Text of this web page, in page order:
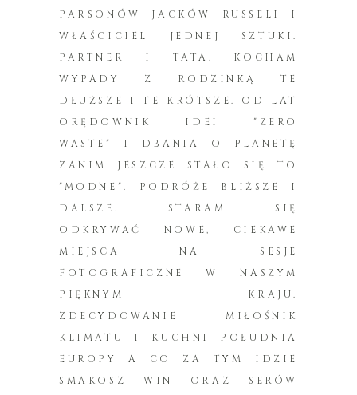
PARSONÓW JACKÓW RUSSELI I
WŁAŚCICIEL JEDNEJ SZTUKI.
PARTNER I TATA. KOCHAM
WYPADY Z RODZINKĄ TE
DŁUŻSZE I TE KRÓTSZE. OD LAT
ORĘDOWNIK IDEI "ZERO
WASTE" I DBANIA O PLANETĘ
ZANIM JESZCZE STAŁO SIĘ TO
"MODNE". PODRÓŻE BLIŻSZE I
DALSZE. STARAM SIĘ
ODKRYWAĆ NOWE, CIEKAWE
MIEJSCA NA SESJE
FOTOGRAFICZNE W NASZYM
PIĘKNYM KRAJU.
ZDECYDOWANIE MIŁOŚNIK
KLIMATU I KUCHNI POŁUDNIA
EUROPY A CO ZA TYM IDZIE
SMAKOSZ WIN ORAZ SERÓW